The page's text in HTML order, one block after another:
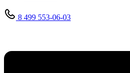
8 499 553-06-03